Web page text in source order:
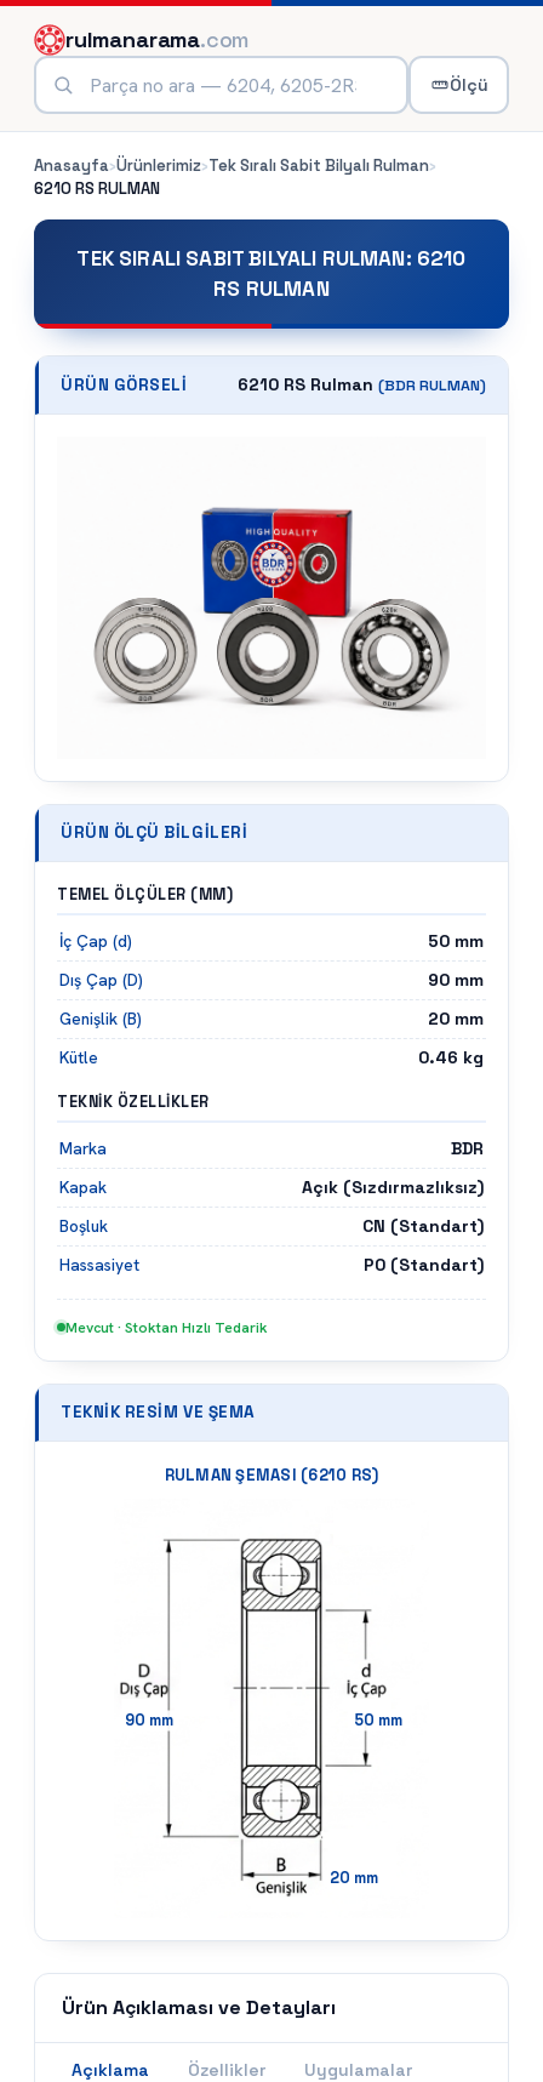
rulmanarama.com
Ölçü
Anasayfa›Ürünlerimiz›Tek Sıralı Sabit Bilyalı Rulman›
6210 RS RULMAN
TEK SIRALI SABIT BILYALI RULMAN: 6210
RS RULMAN
ÜRÜN GÖRSELI 6210 RS Rulman (BDRRULMAN)
ÜRÜN ÖLÇÜ BILGILERI
TEMEL ÖLÇÜLER (MM)
İç Çap (d) 50 mm
Dış Çap (D)
90 mm
Genişlik (B)
20 mm
Kütle
0.46 kg
TEKNIK ÖZELLIKLER
Marka
BDR
Kapak
Açık (Sızdırmazlıksız)
Boşluk
CN (Standart)
Hassasiyet
P0 (Standart)
Mevcut · Stoktan Hızlı Tedarik
TEKNIK RESIM VE ŞEMA
RULMAN ŞEMASI (6210 RS)
90 mm 50 mm
20 mm
Ürün Açıklaması ve Detayları
Açıklama Özellikler Uygulamalar